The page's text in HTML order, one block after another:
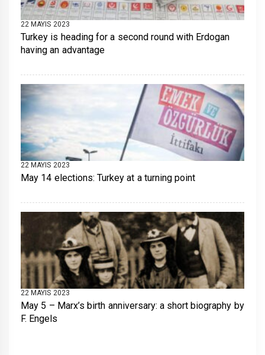
22 MAYIS 2023
Turkey is heading for a second round with Erdogan
having an advantage
22 MAYIS 2023
May 14 elections: Turkey at a turning point
22 MAYIS 2023
May 5 – Marx’s birth anniversary: a short biography by
F. Engels